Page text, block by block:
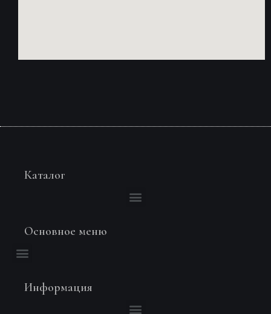
Каталог
Основное меню
Информация